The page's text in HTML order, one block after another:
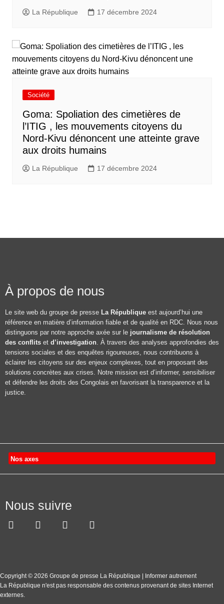
La République 17 décembre 2024
Société
Goma: Spoliation des cimetières de
l’ITIG , les mouvements citoyens du
Nord-Kivu dénoncent une atteinte grave
aux droits humains
La République 17 décembre 2024
À propos de nous
Le site web du groupe de presse La République est aujourd’hui une
référence en matière d’information fiable et de qualité en RDC. Nous nous
distinguons par notre approche axée sur le journalisme de résolution
des conflits et d’investigation. À travers des analyses approfondies des
tensions sociales et des enquêtes rigoureuses, nous contribuons à
éclairer les citoyens sur des enjeux complexes, tout en proposant des
solutions concrètes aux crises. Notre mission est d’informer, sensibiliser
et défendre les droits des Congolais en favorisant la transparence et la
justice.
Nos axes
Nous suivre
Copyright © 2026 Groupe de presse La République | Informer autrement
La République n'est pas responsable des contenus provenant de sites Internet
externes.